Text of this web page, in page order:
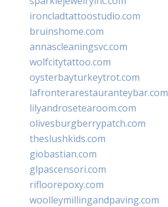
ironcladtattoostudio.com
bruinshome.com
annascleaningsvc.com
wolfcitytattoo.com
oysterbayturkeytrot.com
lafronterarestauranteybar.com
lilyandrosetearoom.com
olivesburgberrypatch.com
theslushkids.com
giobastian.com
glpascensori.com
rifloorepoxy.com
woolleymillingandpaving.com